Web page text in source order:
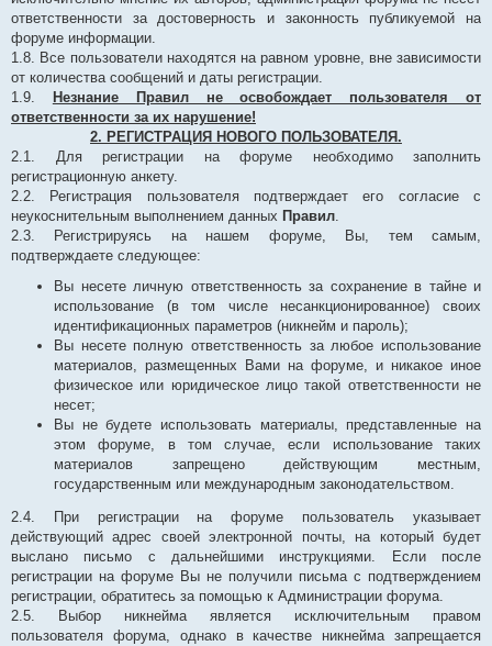
ответственности за достоверность и законность публикуемой на
форуме информации.
1.8. Все пользователи находятся на равном уровне, вне зависимости
от количества сообщений и даты регистрации.
1.9.
Незнание Правил не освобождает пользователя от
ответственности за их нарушение!
2. РЕГИСТРАЦИЯ НОВОГО ПОЛЬЗОВАТЕЛЯ.
2.1. Для регистрации на форуме необходимо заполнить
регистрационную анкету.
2.2. Регистрация пользователя подтверждает его согласие с
неукоснительным выполнением данных Правил.
2.3. Регистрируясь на нашем форуме, Вы, тем самым,
подтверждаете следующее:
Вы несете личную ответственность за сохранение в тайне и
использование (в том числе несанкционированное) своих
идентификационных параметров (никнейм и пароль);
Вы несете полную ответственность за любое использование
материалов, размещенных Вами на форуме, и никакое иное
физическое или юридическое лицо такой ответственности не
несет;
Вы не будете использовать материалы, представленные на
этом форуме, в том случае, если использование таких
материалов запрещено действующим местным,
государственным или международным законодательством.
2.4. При регистрации на форуме пользователь указывает
действующий адрес своей электронной почты, на который будет
выслано письмо с дальнейшими инструкциями. Если после
регистрации на форуме Вы не получили письма с подтверждением
регистрации, обратитесь за помощью к Администрации форума.
2.5. Выбор никнейма является исключительным правом
пользователя форума, однако в качестве никнейма запрещается